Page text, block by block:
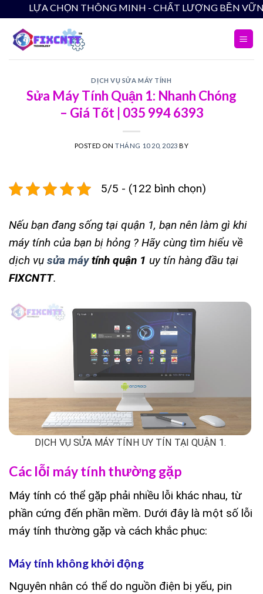
to
content
LỰA CHỌN THÔNG MINH - CHẤT LƯỢNG
DỊCH VỤ SỬA MÁY TÍNH
Sửa Máy Tính Quận 1: Nhanh Chóng
– Giá Tốt | 035 994 6393
POSTED ONTHÁNG 10 20, 2023 BY
5/5 - (122 bình chọn)
Nếu bạn đang sống tại quận 1, bạn nên làm gì khi
máy tính của bạn bị hỏng ? Hãy cùng tìm hiểu về
dịch vụ sửa máytính quận 1 uy tín hàng đầu tại
FIXCNTT.
DỊCH VỤ SỬA MÁY TÍNH UY TÍN TẠI QUẬN 1.
Các lỗi máy tính thường gặp
Máy tính có thể gặp phải nhiều lỗi khác nhau, từ
phần cứng đến phần mềm. Dưới đây là một số lỗi
máy tính thường gặp và cách khắc phục:
Máy tính không khởi động
Nguyên nhân có thể do nguồn điện bị yếu, pin